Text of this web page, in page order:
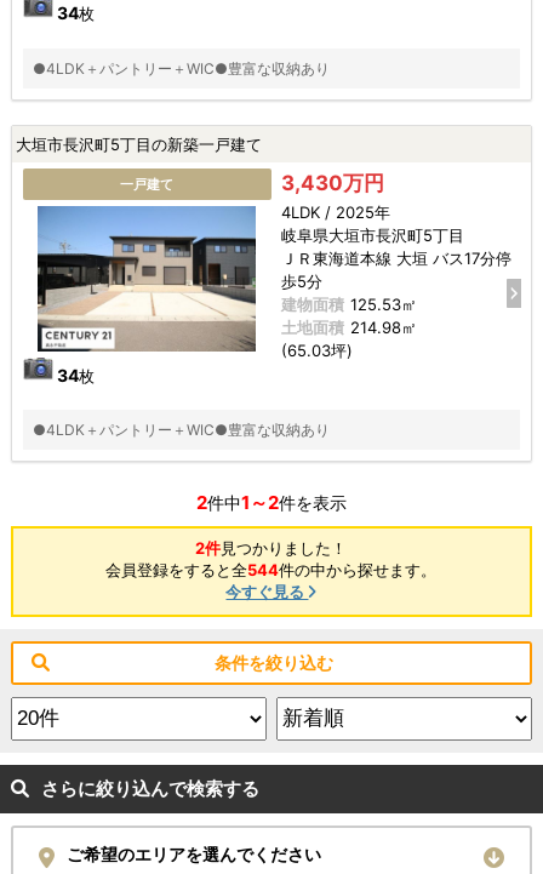
34枚
●4LDK＋パントリー＋WIC●豊富な収納あり
大垣市長沢町5丁目の新築一戸建て
一戸建て
34枚
3,430万円
4LDK / 2025年
岐阜県大垣市長沢町5丁目
ＪＲ東海道本線 大垣 バス17分停
歩5分
建物面積 125.53㎡
土地面積 214.98㎡
(65.03坪)
●4LDK＋パントリー＋WIC●豊富な収納あり
2件中1～2件を表示
2件見つかりました！
会員登録をすると全544件の中から探せます。
今すぐ見る
条件を絞り込む
さらに絞り込んで検索する
ご希望のエリアを選んでください